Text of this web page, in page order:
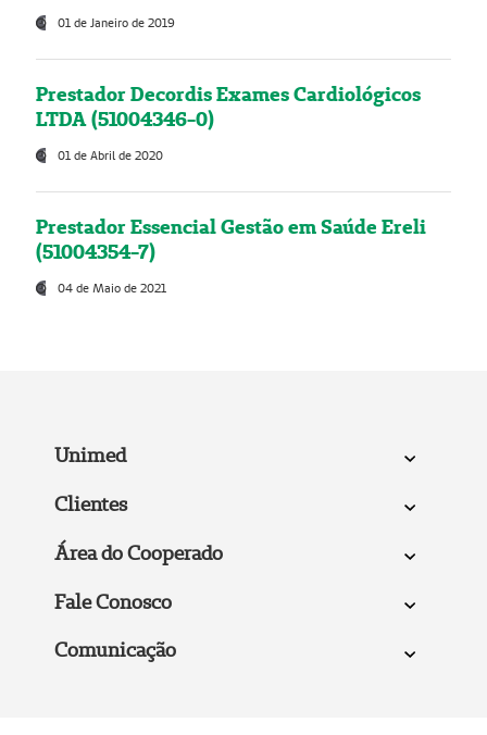
01 de Janeiro de 2019
Prestador Decordis Exames Cardiológicos
LTDA (51004346-0)
01 de Abril de 2020
Prestador Essencial Gestão em Saúde Ereli
(51004354-7)
04 de Maio de 2021
Unimed
Clientes
Área do Cooperado
Fale Conosco
Comunicação